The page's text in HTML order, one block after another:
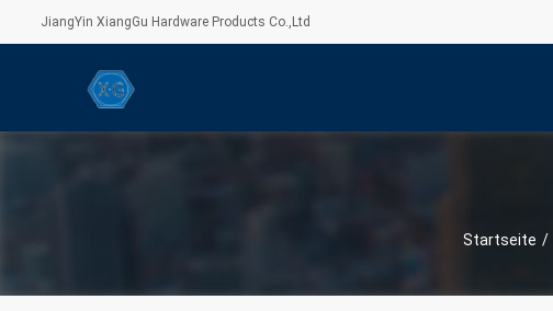
JiangYin XiangGu Hardware Products Co.,Ltd
Startseite /